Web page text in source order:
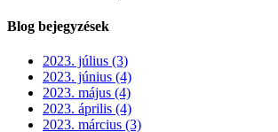
Blog bejegyzések
2023. július (3)
2023. június (4)
2023. május (4)
2023. április (4)
2023. március (3)